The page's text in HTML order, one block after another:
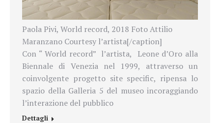
Paola Pivi, World record, 2018 Foto Attilio
Maranzano Courtesy l’artista[/caption]
Con “ World record” l’artista, Leone d’Oro alla
Biennale di Venezia nel 1999, attraverso un
coinvolgente progetto site specific, ripensa lo
spazio della Galleria 5 del museo incoraggiando
l’interazione del pubblico
Dettagli